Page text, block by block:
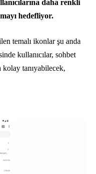
daha renkli
hedefliyor.
temalı ikonlar şu anda
kullanıcılar, sohbet
tanıyabilecek,